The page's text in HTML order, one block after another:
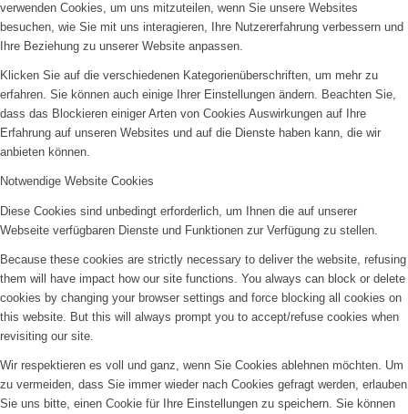
verwenden Cookies, um uns mitzuteilen, wenn Sie unsere Websites
besuchen, wie Sie mit uns interagieren, Ihre Nutzererfahrung verbessern und
Ihre Beziehung zu unserer Website anpassen.
Klicken Sie auf die verschiedenen Kategorienüberschriften, um mehr zu
erfahren. Sie können auch einige Ihrer Einstellungen ändern. Beachten Sie,
dass das Blockieren einiger Arten von Cookies Auswirkungen auf Ihre
Erfahrung auf unseren Websites und auf die Dienste haben kann, die wir
anbieten können.
Notwendige Website Cookies
Diese Cookies sind unbedingt erforderlich, um Ihnen die auf unserer
Webseite verfügbaren Dienste und Funktionen zur Verfügung zu stellen.
Because these cookies are strictly necessary to deliver the website, refusing
them will have impact how our site functions. You always can block or delete
cookies by changing your browser settings and force blocking all cookies on
this website. But this will always prompt you to accept/refuse cookies when
revisiting our site.
Wir respektieren es voll und ganz, wenn Sie Cookies ablehnen möchten. Um
zu vermeiden, dass Sie immer wieder nach Cookies gefragt werden, erlauben
Sie uns bitte, einen Cookie für Ihre Einstellungen zu speichern. Sie können